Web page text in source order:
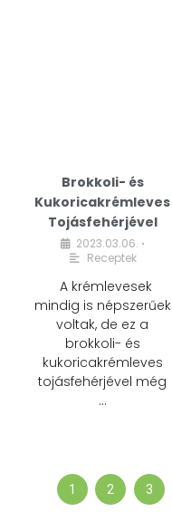
Brokkoli- és
Kukoricakrémleves
Tojásfehérjével
2023.03.06. •
Receptek
A krémlevesek
mindig is népszerűek
voltak, de ez a
brokkoli- és
kukoricakrémleves
tojásfehérjével még
…
1 2 3